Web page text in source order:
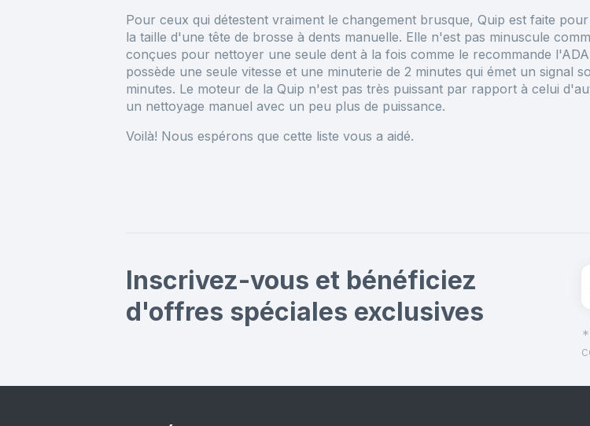
Pour ceux qui détestent vraiment le changement brusque, Quip est faite
la taille d'une tête de brosse à dents manuelle. Elle n'est pas minuscule
conçues pour nettoyer une seule dent à la fois comme le recommande
possède une seule vitesse et une minuterie de 2 minutes qui émet un signal
minutes. Le moteur de la Quip n'est pas très puissant par rapport à celui
un nettoyage manuel avec un peu plus de puissance.
Voilà! Nous espérons que cette liste vous a aidé.
Inscrivez-vous et bénéficiez
d'offres spéciales exclusives